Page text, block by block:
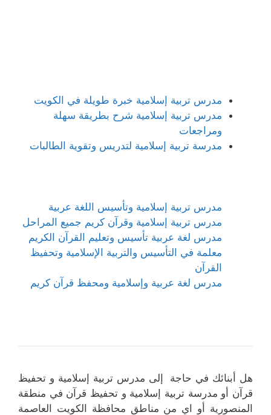
مدرس تربية إسلامية خبرة طويلة في الكويت
مدرس تربية إسلامية شرح بطريقة سهلة
ومراجعات
مدرسة تربية إسلامية لتدريس وتقوية الطالبات
مدرس تربية إسلامية وتأسيس اللغة عربية
مدرس تربية إسلامية وقرآن كريم جميع المراحل
مدرس لغة عربية تأسيس وتعليم القرآن الكريم
معلمة في التأسيس والتربية الإسلامية وتحفيظ
القرآن
مدرس لغة عربية وإسلامية ومحفظ قرآن كريم
هل أبنائك في حاجة إلى مدرس تربية إسلامية و تحفيظ
قرآن أو مدرسة تربية إسلامية و تحفيظ قرآن في منطقة
المنصورية أو اي من مناطق محافظة الكويت العاصمة